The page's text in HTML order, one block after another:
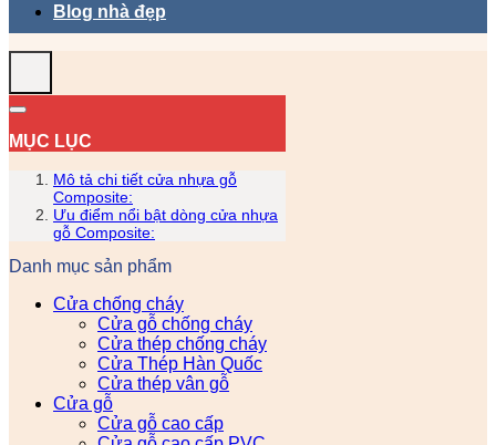
Blog nhà đẹp
MỤC LỤC
Mô tả chi tiết cửa nhựa gỗ
Composite:
Ưu điểm nổi bật dòng cửa nhựa
gỗ Composite:
Danh mục sản phẩm
Cửa chống cháy
Cửa gỗ chống cháy
Cửa thép chống cháy
Cửa Thép Hàn Quốc
Cửa thép vân gỗ
Cửa gỗ
Cửa gỗ cao cấp